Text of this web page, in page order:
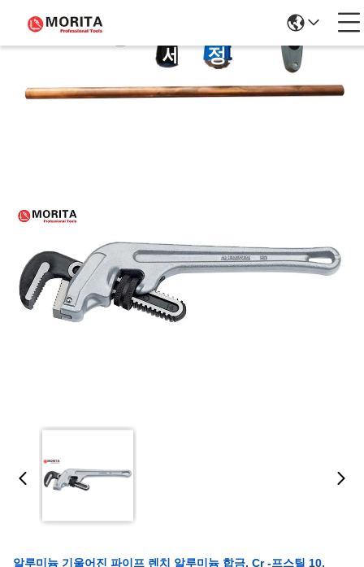
제품 세부 정보
알루미늄 기울어진 파이프 렌치 알루미늄 합금, Cr -프스틸 10,